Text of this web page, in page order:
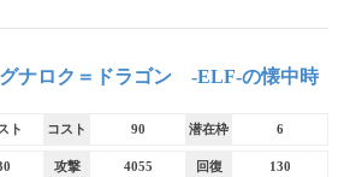
覚醒進化 転生進化
試練進化 ドット進化
14件表示中 条件リセット
ナロク＝ドラゴン -ELF-の懐中時
ト コスト 90 潜在枠 6
攻撃 4055 回復 130